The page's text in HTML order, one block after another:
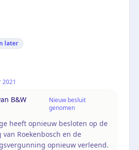
later
2021
B&W
Nieuw besluit
genomen
heeft opnieuw besloten op de
van Roekenbosch en de
opnieuw verleend.